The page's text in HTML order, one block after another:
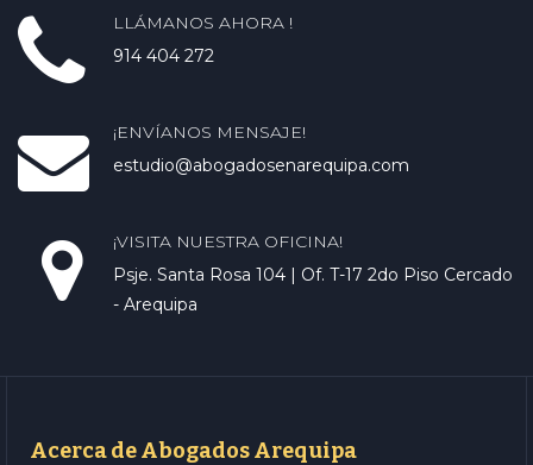
LLÁMANOS AHORA !
914 404 272
¡ENVÍANOS MENSAJE!
estudio@abogadosenarequipa.com
¡VISITA NUESTRA OFICINA!
Psje. Santa Rosa 104 | Of. T-17 2do Piso Cercado
- Arequipa
Acerca de Abogados Arequipa